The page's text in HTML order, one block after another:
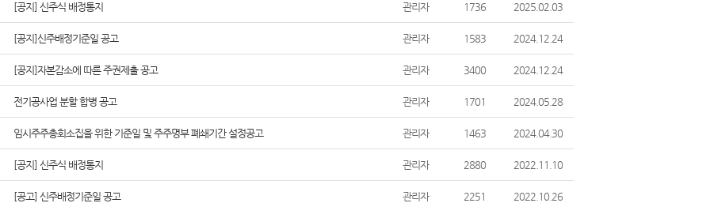
[공지] 신주식 배정통지 관리자 1736 2025.02.03
[공지]신주배정기준일 공고 관리자 1583 2024.12.24
[공지]자본감소에 따른 주권제출 공고 관리자 3400 2024.12.24
전기공사업 분할 합병 공고 관리자 1701 2024.05.28
임시주주총회소집을 위한 기준일 및 주주명부 폐쇄기간 설정공고 관리자 1463 2024.04.30
[공지] 신주식 배정통지 관리자 2880 2022.11.10
[공고] 신주배정기준일 공고 관리자 2251 2022.10.26